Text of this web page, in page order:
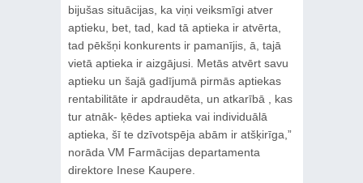
bijušas situācijas, ka viņi veiksmīgi atver
aptieku, bet, tad, kad tā aptieka ir atvērta,
tad pēkšņi konkurents ir pamanījis, ā, tajā
vietā aptieka ir aizgājusi. Metās atvērt savu
aptieku un šajā gadījumā pirmās aptiekas
rentabilitāte ir apdraudēta, un atkarībā , kas
tur atnāk- ķēdes aptieka vai individuālā
aptieka, šī te dzīvotspēja abām ir atšķirīga,”
norāda VM Farmācijas departamenta
direktore Inese Kaupere.